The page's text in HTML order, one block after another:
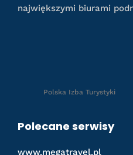
największymi biurami
Polska Izba Turystyki
Polecane serwisy
www.megatravel.pl